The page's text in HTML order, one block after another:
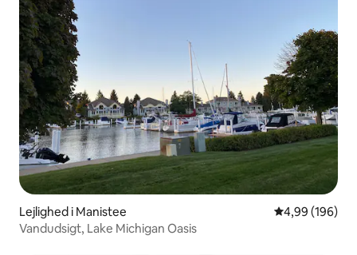
Lejlighed i Manistee 4,99 ud af 5 i
4,99 (196)
Vandudsigt, Lake Michigan Oasis